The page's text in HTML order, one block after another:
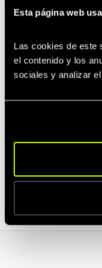
Esta página web
Las cookies de este
el contenido y los
solo prestó
Lanzar un
original.